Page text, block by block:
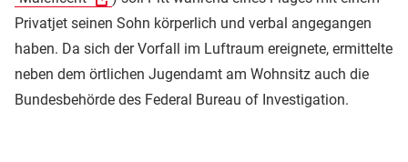
Privatjet seinen Sohn körperlich und verbal angegangen
haben. Da sich der Vorfall im Luftraum ereignete, ermittelte
neben dem örtlichen Jugendamt am Wohnsitz auch die
Bundesbehörde des Federal Bureau of Investigation.